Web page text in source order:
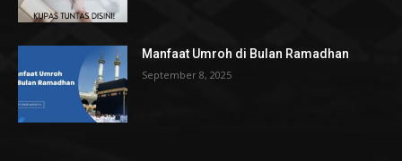
Manfaat Umroh di Bulan Ramadhan
September 8, 2025